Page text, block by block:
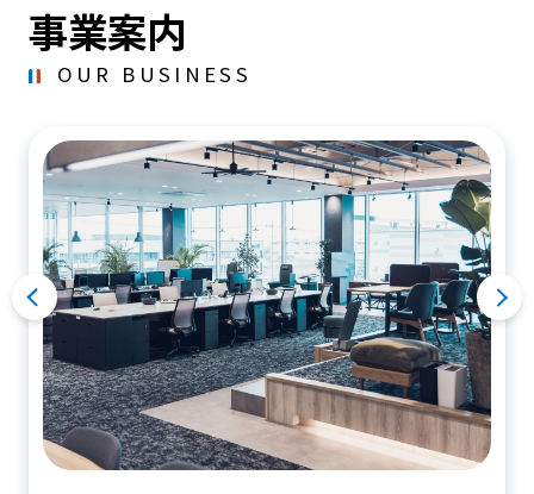
事業案内
OUR BUSINESS